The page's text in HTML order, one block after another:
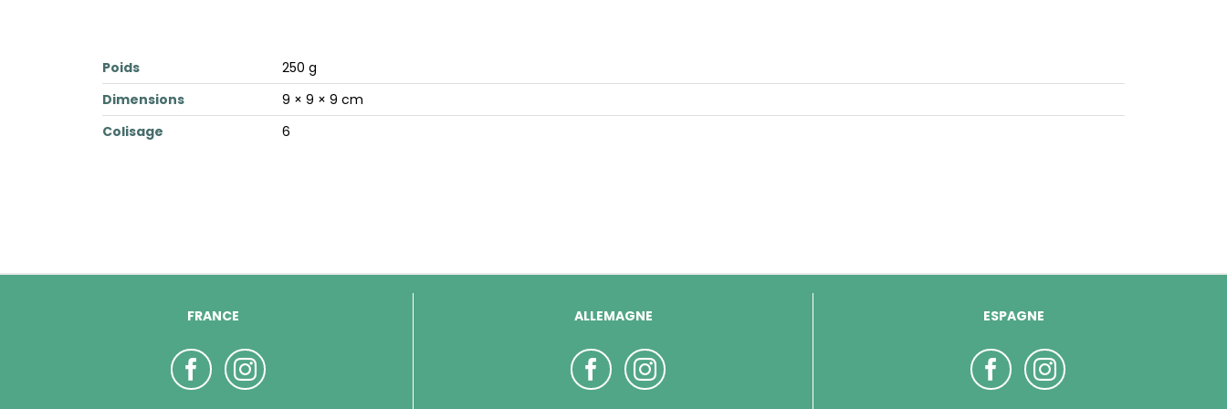
Poids
250 g
Dimensions
9 × 9 × 9 cm
Colisage
6
FRANCE ALLEMAGNE ESPAGNE